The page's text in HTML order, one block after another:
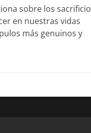
sobre los
en nuestras vidas
más genuinos y